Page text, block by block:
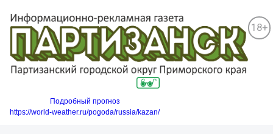
18+
Подробный прогноз
https://world-weather.ru/pogoda/russia/kazan/